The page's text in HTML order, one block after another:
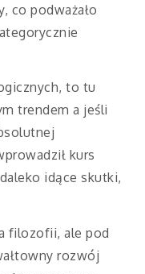
co podważało
to tu
trendem a jeśli
kurs
idące skutki,
filozofii, ale pod
rozwój